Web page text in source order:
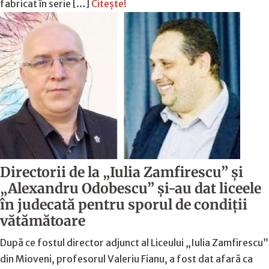
fabricat în serie […] Citește!
Directorii de la „Iulia Zamfirescu” și
„Alexandru Odobescu” și-au dat liceele
în judecată pentru sporul de condiții
vătămătoare
După ce fostul director adjunct al Liceului „Iulia Zamfirescu”
din Mioveni, profesorul Valeriu Fianu, a fost dat afară ca